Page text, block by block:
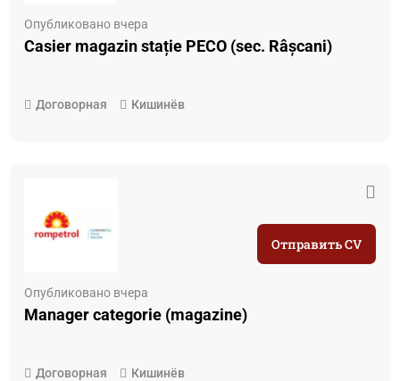
Опубликовано вчера
Casier magazin stație PECO (sec. Râșcani)
Договорная Кишинёв
Опубликовано вчера
Manager categorie (magazine)
Договорная Кишинёв
Отправить CV